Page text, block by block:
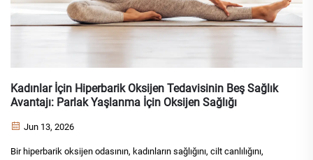
Kadınlar İçin Hiperbarik Oksijen Tedavisinin Beş Sağlık
Avantajı: Parlak Yaşlanma İçin Oksijen Sağlığı
Jun 13, 2026
Bir hiperbarik oksijen odasının, kadınların sağlığını, cilt canlılığını,